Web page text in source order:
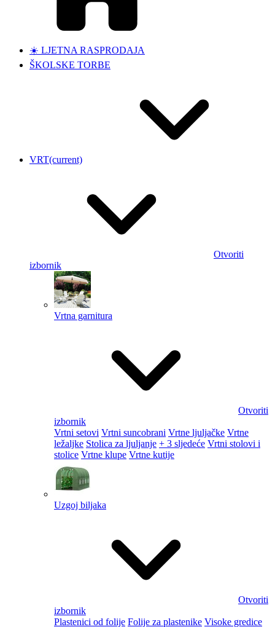
☀️ LJETNA RASPRODAJA
ŠKOLSKE TORBE
VRT(current)
Otvoriti
izbornik
Vrtna garnitura
Otvoriti
izbornik
Vrtni setovi Vrtni suncobrani Vrtne ljuljačke Vrtne
ležaljke Stolica za ljuljanje + 3 sljedeće Vrtni stolovi i
stolice Vrtne klupe Vrtne kutije
Uzgoj biljaka
Otvoriti
izbornik
Plastenici od folije Folije za plastenike Visoke gredice